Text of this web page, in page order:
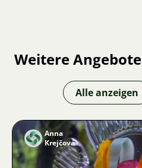
Weitere
Alle anzeigen
Anna
Krejčová